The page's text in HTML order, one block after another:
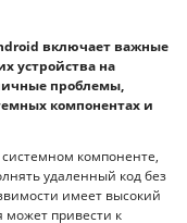
включает важные
устройства на
проблемы,
компонентах и
компоненте,
удаленный код без
имеет высокий
может привести к